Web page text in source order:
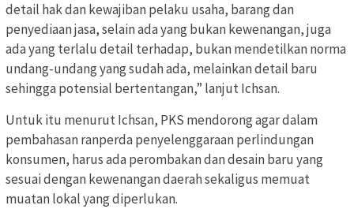
detail hak dan kewajiban pelaku usaha, barang dan
penyediaan jasa, selain ada yang bukan kewenangan, juga
ada yang terlalu detail terhadap, bukan mendetilkan norma
undang-undang yang sudah ada, melainkan detail baru
sehingga potensial bertentangan,” lanjut Ichsan.
Untuk itu menurut Ichsan, PKS mendorong agar dalam
pembahasan ranperda penyelenggaraan perlindungan
konsumen, harus ada perombakan dan desain baru yang
sesuai dengan kewenangan daerah sekaligus memuat
muatan lokal yang diperlukan.